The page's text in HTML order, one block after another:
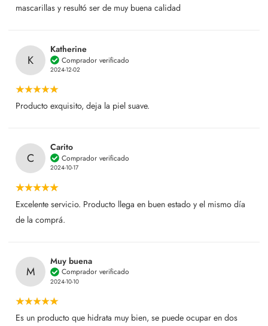
mascarillas y resultó ser de muy buena calidad
K
Katherine
Comprador verificado
2024-12-02
Producto exquisito, deja la piel suave.
C
Carito
Comprador verificado
2024-10-17
Excelente servicio. Producto llega en buen estado y el mismo día
de la comprá.
M
Muy buena
Comprador verificado
2024-10-10
Es un producto que hidrata muy bien, se puede ocupar en dos